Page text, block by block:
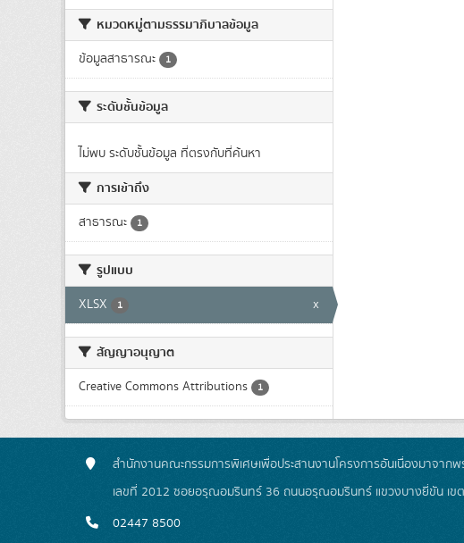
หมวดหมู่ตามธรรมาภิบาลข้อมูล
ข้อมูลสาธารณะ 1
ระดับชั้นข้อมูล
ไม่พบ ระดับชั้นข้อมูล ที่ตรงกับที่ค้นหา
การเข้าถึง
สาธารณะ 1
รูปแบบ
XLSX 1 x
สัญญาอนุญาต
Creative Commons Attributions 1
สำนักงานคณะกรรมการพิเศษเพื่อประสานงานโครงการอันเนื่องมาจากพ
เลขที่ 2012 ซอยอรุณอมรินทร์ 36 ถนนอรุณอมรินทร์ แขวงบางยี่ขัน เ
02447 8500